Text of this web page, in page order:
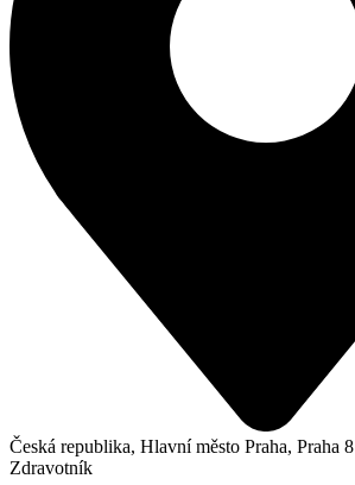
Česká republika, Hlavní město Praha, Praha 8
Zdravotník